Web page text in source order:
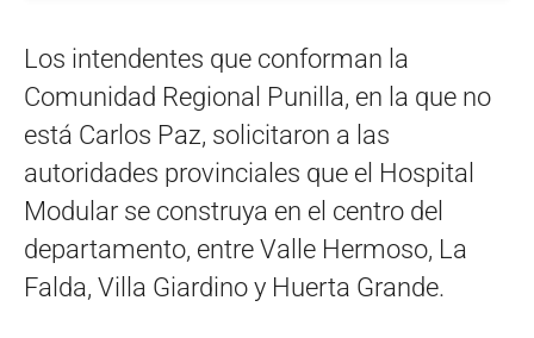
Los intendentes que conforman la
Comunidad Regional Punilla, en la que no
está Carlos Paz, solicitaron a las
autoridades provinciales que el Hospital
Modular se construya en el centro del
departamento, entre Valle Hermoso, La
Falda, Villa Giardino y Huerta Grande.